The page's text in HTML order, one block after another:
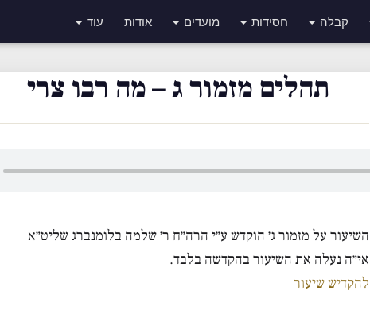
קבלה חסידות מועדים אודות עוד
תהלים מזמור ג – מה רבו צרי
השיעור על מזמור ג׳ הוקדש ע״י הרה״ח ר׳ שלמה בלומנברג שליט״א
אי״ה נעלה את השיעור בהקדשה בלבד.
להקדיש שיעור